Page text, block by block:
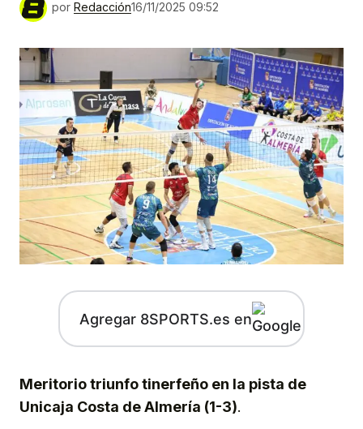
por Redacción16/11/2025 09:52
Agregar 8SPORTS.es en
Meritorio triunfo tinerfeño en la pista de
Unicaja Costa de Almería (1-3).